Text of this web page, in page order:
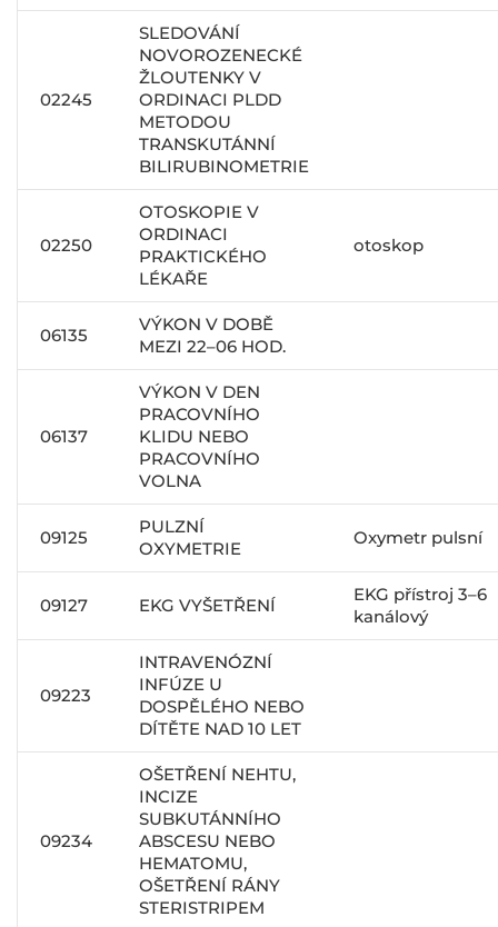
02245
SLEDOVÁNÍ
NOVOROZENECKÉ
ŽLOUTENKY V
ORDINACI PLDD
METODOU
TRANSKUTÁNNÍ
BILIRUBINOMETRIE
02250
OTOSKOPIE V
ORDINACI
PRAKTICKÉHO
LÉKAŘE
otoskop
06135
VÝKON V DOBĚ
MEZI 22–06 HOD.
06137
VÝKON V DEN
PRACOVNÍHO
KLIDU NEBO
PRACOVNÍHO
VOLNA
09125
PULZNÍ
OXYMETRIE
Oxymetr pulsní
09127 EKG VYŠETŘENÍ
EKG přístroj 3–6
kanálový
09223
INTRAVENÓZNÍ
INFÚZE U
DOSPĚLÉHO NEBO
DÍTĚTE NAD 10 LET
09234
OŠETŘENÍ NEHTU,
INCIZE
SUBKUTÁNNÍHO
ABSCESU NEBO
HEMATOMU,
OŠETŘENÍ RÁNY
STERISTRIPEM